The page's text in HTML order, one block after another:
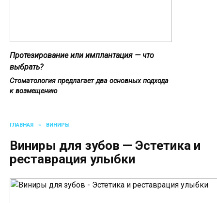
ГЛАВНАЯ » ВИНИРЫ
Виниры для зубов — Эстетика и
реставрация улыбки
Протезирование или имплантация — что
выбрать?
Стоматология предлагает два основных подхода
к возмещению